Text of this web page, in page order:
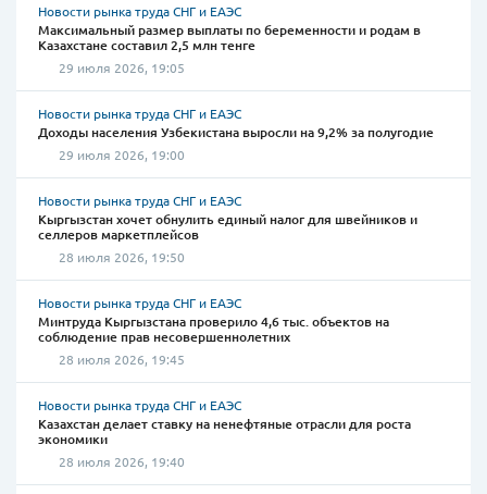
Новости рынка труда СНГ и ЕАЭС
Максимальный размер выплаты по беременности и родам в
Казахстане составил 2,5 млн тенге
29 июля 2026, 19:05
Новости рынка труда СНГ и ЕАЭС
Доходы населения Узбекистана выросли на 9,2% за полугодие
29 июля 2026, 19:00
Новости рынка труда СНГ и ЕАЭС
Кыргызстан хочет обнулить единый налог для швейников и
селлеров маркетплейсов
28 июля 2026, 19:50
Новости рынка труда СНГ и ЕАЭС
Минтруда Кыргызстана проверило 4,6 тыс. объектов на
соблюдение прав несовершеннолетних
28 июля 2026, 19:45
Новости рынка труда СНГ и ЕАЭС
Казахстан делает ставку на ненефтяные отрасли для роста
экономики
28 июля 2026, 19:40